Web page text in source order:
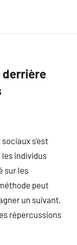
derrière
s’est
individus
sur les
peut
un suivant,
répercussions